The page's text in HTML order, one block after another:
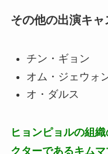
その他の出演キャ
チン・ギョン
オム・ジェウォ
オ・ダルス
ヒョンピョルの組
クターであるキム